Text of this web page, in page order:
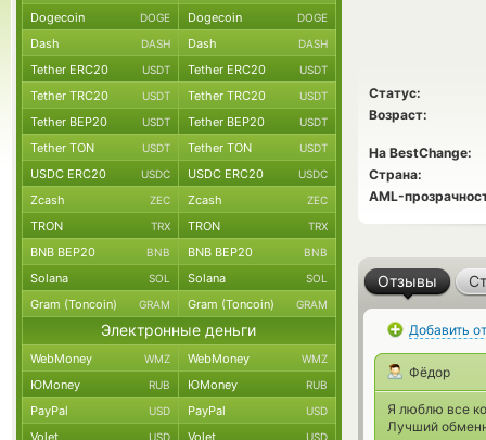
Статус:
Возраст:
На BestChange:
Страна:
AML-
Отзывы
Добавить
Фёдор
Я люблю все
Лучший
Dogecoin DOGE Dogecoin DOGE
Dash DASH Dash DASH
Tether ERC20 USDT Tether ERC20 USDT
Tether TRC20 USDT Tether TRC20 USDT
Tether BEP20 USDT Tether BEP20 USDT
Tether TON USDT Tether TON USDT
USDC ERC20 USDC USDC ERC20 USDC
Zcash ZEC Zcash ZEC
TRON TRX TRON TRX
BNB BEP20 BNB BNB BEP20 BNB
Solana SOL Solana SOL
Gram (Toncoin) GRAM Gram (Toncoin) GRAM
Электронные деньги
WebMoney WMZ WebMoney WMZ
ЮMoney RUB ЮMoney RUB
PayPal USD PayPal USD
Volet USD Volet USD